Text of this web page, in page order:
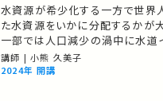
水資源が希少化する一方で世界
た水資源をいかに分配するかが
一部では人口減少の渦中に水道
模な水道システムの持続可能性
の中、SDG6が掲げる「だれひと
講師 | 小熊 久美子
2024年 開講